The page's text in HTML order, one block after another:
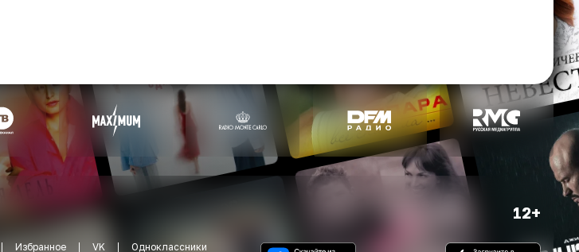
12+
Избранное VK Одноклассники